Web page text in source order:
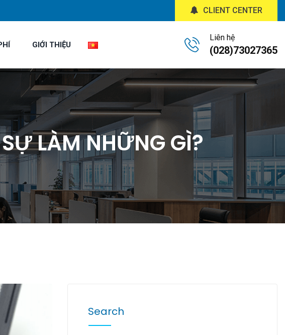
CLIENT CENTER
GIỚI THIỆU
Liên hệ
(028)73027365
LÀM NHỮNG GÌ?
Search